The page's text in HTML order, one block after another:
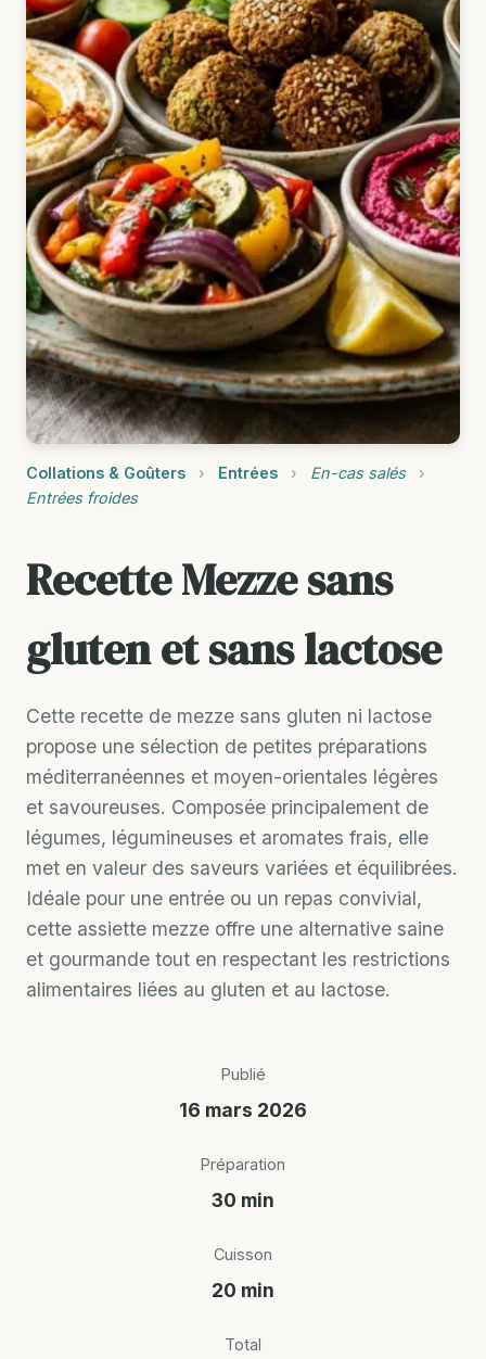
Collations & Goûters › Entrées › En-cas salés
›
Entrées froides
Recette Mezze sans
gluten et sans lactose
Cette recette de mezze sans gluten ni lactose
propose une sélection de petites préparations
méditerranéennes et moyen-orientales légères
et savoureuses. Composée principalement de
légumes, légumineuses et aromates frais, elle
met en valeur des saveurs variées et équilibrées.
Idéale pour une entrée ou un repas convivial,
cette assiette mezze offre une alternative saine
et gourmande tout en respectant les restrictions
alimentaires liées au gluten et au lactose.
Publié
16 mars 2026
Préparation
30 min
Cuisson
20 min
Total